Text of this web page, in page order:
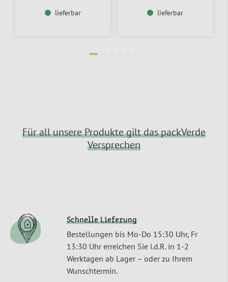
lieferbar lieferbar
Für all unsere Produkte gilt das packVerde
Versprechen
Schnelle Lieferung
Bestellungen bis Mo-Do 15:30 Uhr, Fr
13:30 Uhr erreichen Sie i.d.R. in 1-2
Werktagen ab Lager – oder zu Ihrem
Wunschtermin.